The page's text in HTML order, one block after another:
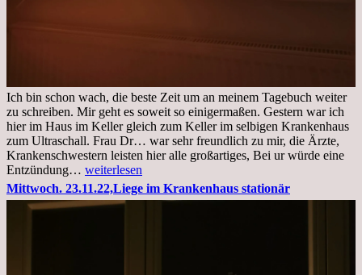
Ich bin schon wach, die beste Zeit um an meinem Tagebuch weiter
zu schreiben. Mir geht es soweit so einigermaßen. Gestern war ich
hier im Haus im Keller gleich zum Keller im selbigen Krankenhaus
zum Ultraschall. Frau Dr… war sehr freundlich zu mir, die Ärzte,
Krankenschwestern leisten hier alle großartiges, Bei ur würde eine
Entzündung… Freitag,
25.11.2022
Kleines
weiterlesen
Mittwoch. 23.11.22,Liege im Krankenhaus stationär